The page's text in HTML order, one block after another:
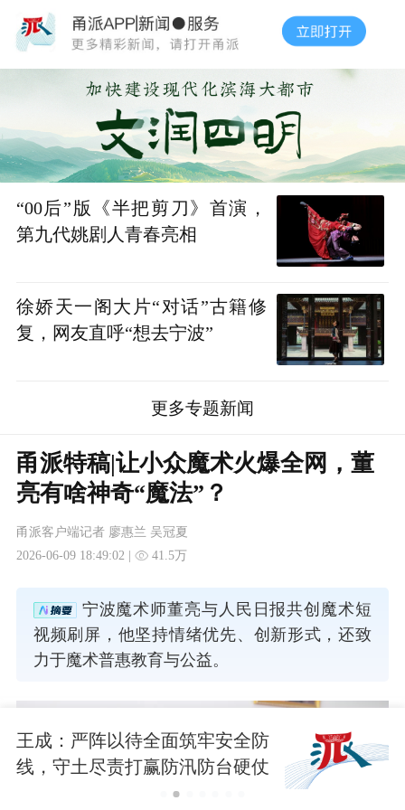
“00后”版《半把剪刀》首演，
第九代姚剧人青春亮相
徐娇天一阁大片“对话”古籍修
复，网友直呼“想去宁波”
更多专题新闻
甬派特稿|让小众魔术火爆全网，董
亮有啥神奇“魔法”？
甬派客户端记者 廖惠兰 吴冠夏
2026-06-09 18:49:02 |
41.5万
宁波魔术师董亮与人民日报共创魔术短
视频刷屏，他坚持情绪优先、创新形式，还致
力于魔术普惠教育与公益。
王成：严阵以待全面筑牢安全防
线，守土尽责打赢防汛防台硬仗